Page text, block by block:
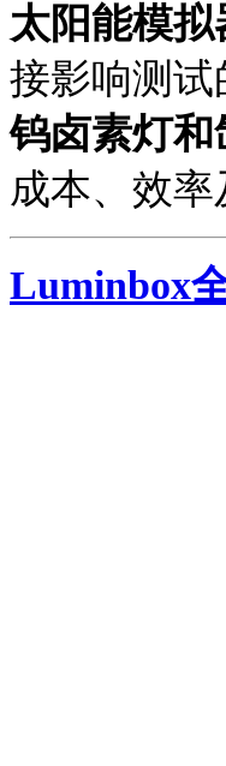
太阳能模拟
接影响测试
钨卤素灯和
成本、效
Luminbox